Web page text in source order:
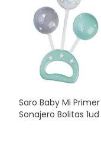
Saro Baby Mi Primer
Sonajero Bolitas 1ud